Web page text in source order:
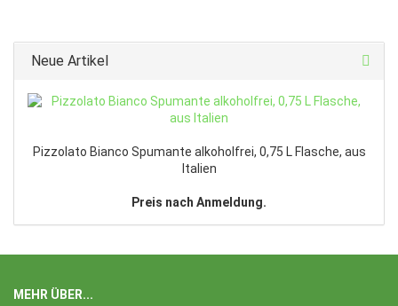
Neue Artikel
Pizzolato Bianco Spumante alkoholfrei, 0,75 L Flasche, aus
Italien
Preis nach Anmeldung.
MEHR ÜBER...